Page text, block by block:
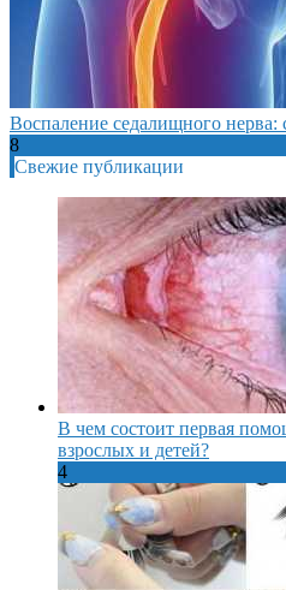
Воспаление седалищного
8
Свежие публикации
В чем состоит первая
взрослых и детей?
4